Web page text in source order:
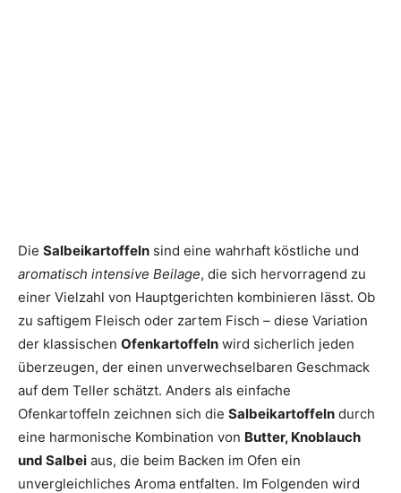
Die Salbeikartoffeln sind eine wahrhaft köstliche und
aromatisch intensive Beilage, die sich hervorragend zu
einer Vielzahl von Hauptgerichten kombinieren lässt. Ob
zu saftigem Fleisch oder zartem Fisch – diese Variation
der klassischen Ofenkartoffeln wird sicherlich jeden
überzeugen, der einen unverwechselbaren Geschmack
auf dem Teller schätzt. Anders als einfache
Ofenkartoffeln zeichnen sich die Salbeikartoffeln durch
eine harmonische Kombination von Butter, Knoblauch
und Salbei aus, die beim Backen im Ofen ein
unvergleichliches Aroma entfalten. Im Folgenden wird